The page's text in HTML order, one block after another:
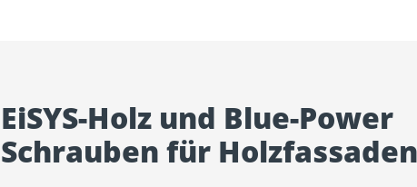
EiSYS-Holz und Blue-Power
Schrauben für Holzfassaden